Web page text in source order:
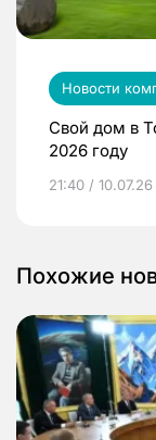
Новости
Свой дом в
2026 году
21:40 / 10.07.26
Похожие